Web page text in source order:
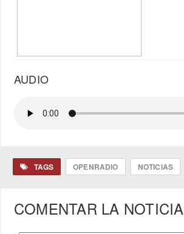
AUDIO
TAGS OPENRADIO NOTICIAS
COMENTAR LA NOTICIA